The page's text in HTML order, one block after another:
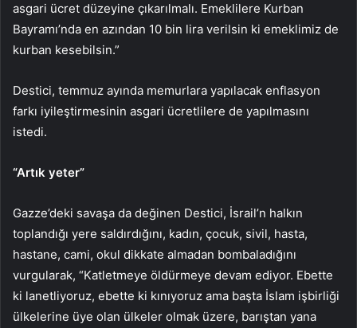
asgari ücret düzeyine çıkarılmalı. Emeklilere Kurban
Bayramı’nda en azından 10 bin lira verilsin ki emeklimiz de
kurban kesebilsin.”
Destici, temmuz ayında memurlara yapılacak enflasyon
farkı iyileştirmesinin asgari ücretlilere de yapılmasını
istedi.
“Artık yeter”
Gazze’deki savaşa da değinen Destici, İsrail’n halkın
toplandığı yere saldırdığını, kadın, çocuk, sivil, hasta,
hastane, cami, okul dikkate almadan bombaladığını
vurgularak, “Katletmeye öldürmeye devam ediyor. Ebette
ki lanetliyoruz, ebette ki kınıyoruz ama başta İslam işbirliği
ülkelerine üye olan ülkeler olmak üzere, barıştan yana